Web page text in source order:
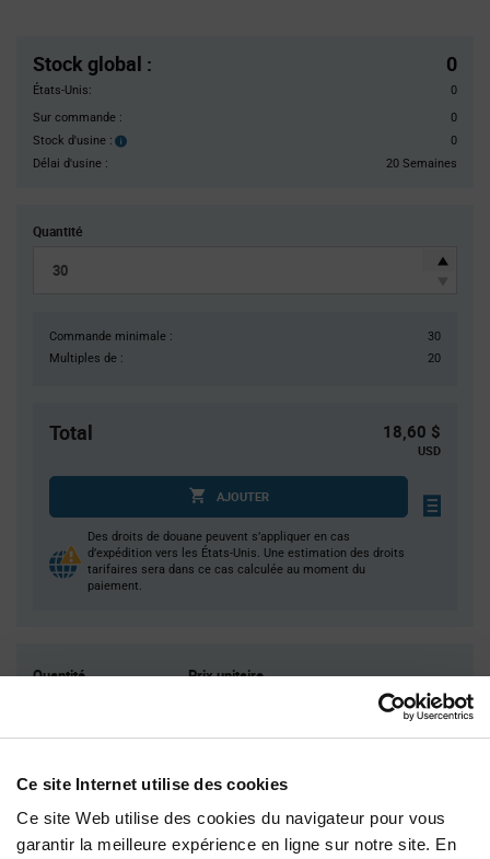
Ce site Internet utilise des cookies
Ce site Web utilise des cookies du navigateur pour vous
garantir la meilleure expérience en ligne sur notre site. En
Stock global : 0
États-Unis:
0
Sur commande :
0
Stock d'usine :
Stock
0
Délai d'usine :
20 Semaines
Quantité
Commande minimale :
30
Multiples de :
20
Total 18,60 $
USD
AJOUTER
Des droits de douane peuvent s’appliquer en cas
d’expédition vers les États-Unis. Une estimation des droits
tarifaires sera dans ce cas calculée au moment du
paiement.
Quantité Prix unitaire
75
$0.605
1 000+
$0.56